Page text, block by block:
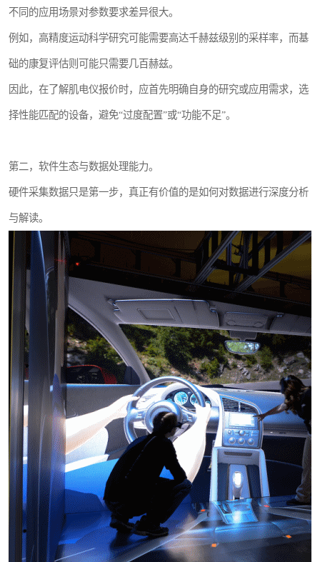
不同的应用场景对参数要求差异很大。
例如，高精度运动科学研究可能需要高达千赫兹级别的采样率，而基
础的康复评估则可能只需要几百赫兹。
因此，在了解肌电仪报价时，应首先明确自身的研究或应用需求，选
择性能匹配的设备，避免“过度配置”或“功能不足”。
第二，软件生态与数据处理能力。
硬件采集数据只是第一步，真正有价值的是如何对数据进行深度分析
与解读。